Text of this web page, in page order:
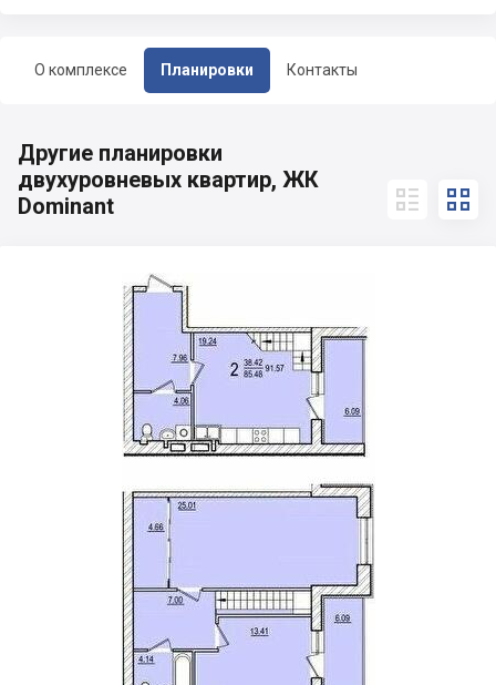
О комплексе Планировки Контакты
Другие планировки
двухуровневых квартир, ЖК
Dominant
 